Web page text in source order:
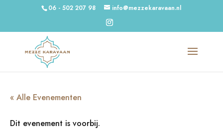
06 - 502 207 98 info@mezzekaravaan.nl
« Alle Evenementen
Dit evenement is voorbij.